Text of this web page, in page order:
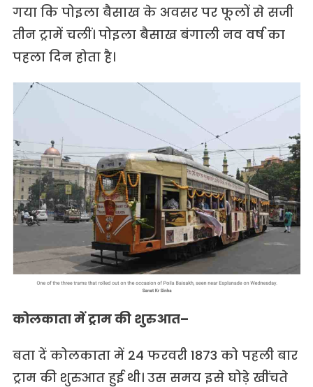
गया कि पोइला बैसाख के अवसर पर फूलों से सजी
तीन ट्रामें चलीं। पोइला बैसाख बंगाली नव वर्ष का
पहला दिन होता है।
कोलकाता में ट्राम की शुरुआत–
बता दें कोलकाता में 24 फरवरी 1873 को पहली बार
ट्राम की शुरुआत हुई थी। उस समय इसे घोड़े खींचते